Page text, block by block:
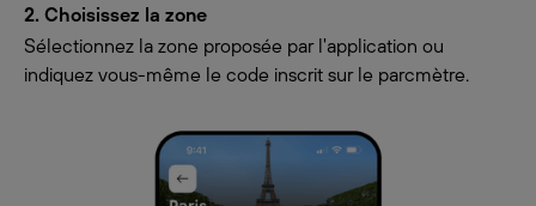
2. Choisissez la zone
Sélectionnez la zone proposée par l'application ou
indiquez vous-même le code inscrit sur le parcmètre.